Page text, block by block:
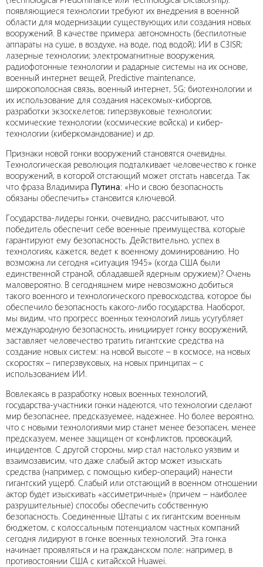
появляющиеся технологии требуют их внедрения в военной
области для модернизации существующих или создания новых
вооружений. В качестве примера: автономность (беспилотные
аппараты на суше, в воздухе, на воде, под водой); ИИ в C3ISR;
лазерные технологии; электромагнитные вооружения,
радиофотонные технологии и радарные системы на их основе,
военный интернет вещей, Predictive maintenance,
широкополосная связь, военный интернет, 5G; биотехнологии и
их использование для создания насекомых-киборгов,
разработки экзоскелетов; гиперзвуковые технологии;
космические технологии (космические войска) и кибер-
технологии (киберкомандование) и др.
Признаки новой гонки вооружений становятся очевидны.
Технологическая революция подталкивает человечество к гонке
вооружений, в которой отстающий может отстать навсегда. Так
что фраза Владимира Путина: «Но и свою безопасность
обязаны обеспечить» становится ключевой.
Государства-лидеры гонки, очевидно, рассчитывают, что
победитель обеспечит себе военные преимущества, которые
гарантируют ему безопасность. Действительно, успех в
технологиях, кажется, ведет к военному доминированию. Но
возможна ли сегодня «ситуация 1945» (когда США были
единственной страной, обладавшей ядерным оружием)? Очень
маловероятно. В сегодняшнем мире невозможно добиться
такого военного и технологического превосходства, которое бы
обеспечило безопасность какого-либо государства. Наоборот,
мы видим, что прогресс военных технологий лишь усугубляет
международную безопасность, инициирует гонку вооружений,
заставляет человечество тратить гигантские средства на
создание новых систем: на новой высоте – в космосе, на новых
скоростях – гиперзвуковых, на новых принципах – с
использованием ИИ.
Вовлекаясь в разработку новых военных технологий,
государства-участники гонки надеются, что технологии сделают
мир безопаснее, предсказуемее, надежнее. Но более вероятно,
что с новыми технологиями мир станет менее безопасен, менее
предсказуем, менее защищен от конфликтов, провокаций,
инцидентов. С другой стороны, мир стал настолько уязвим и
взаимозависим, что даже слабый актор может изыскать
средства (например, с помощью кибер-операций) нанести
гигантский ущерб. Слабый или отстающий в военном отношении
актор будет изыскивать «ассиметричные» (причем – наиболее
разрушительные) способы обеспечить собственную
безопасность. Соединенные Штаты с их гигантским военным
бюджетом, с колоссальным потенциалом частных компаний
сегодня лидируют в гонке военных технологий. Эта гонка
начинает проявляться и на гражданском поле: например, в
противостоянии США с китайской Huawei.